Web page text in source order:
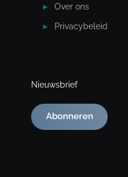
Over ons
Privacybeleid
Nieuwsbrief
Abonneren